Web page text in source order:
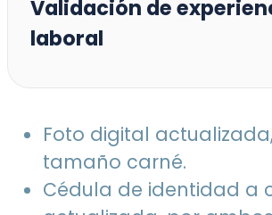
Validación de
laboral
Foto digital
tamaño carné.
Cédula de identidad a